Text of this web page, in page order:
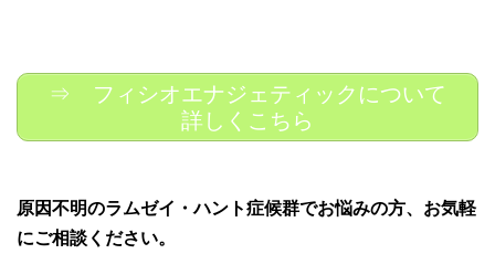
⇒ フィシオエナジェティックについて
詳しくこちら
原因不明のラムゼイ・ハント症候群でお悩みの方、お気軽
にご相談ください。